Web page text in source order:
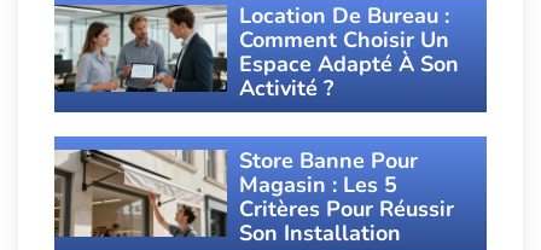
Location De Bureau :
Comment Choisir Un
Espace Adapté À Son
Activité ?
Store Banne Pour
Magasin : Les 5
Critères Pour Réussir
Son Installation